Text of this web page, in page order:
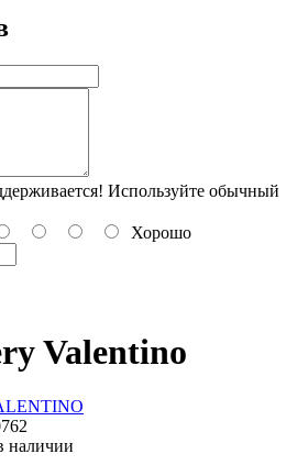
Используйте обычный
Хорошо
Valentino
наличии